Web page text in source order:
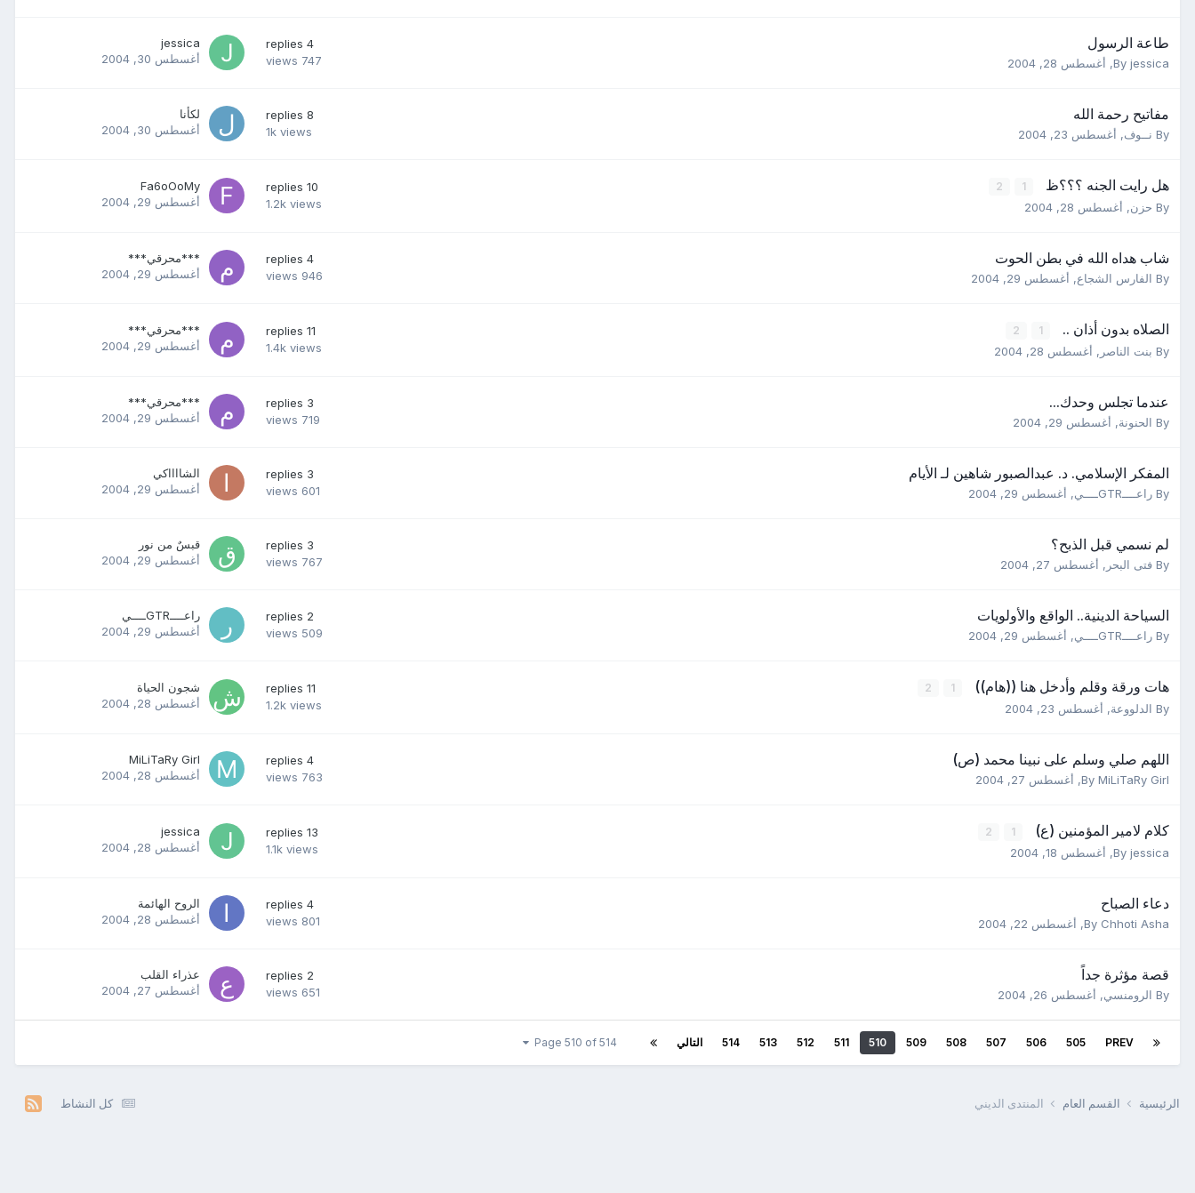
طاعة الرسول
By jessica
, أغسطس 28, 2004
4
replies
747
views
jessica
أغسطس 30, 2004
مفاتيح رحمة الله
By نــوف, أغسطس 23, 2004
8
replies
1k views
لكأنا
أغسطس 30, 2004
هل رايت الجنه ؟؟؟ظ 1
2
By حزن, أغسطس 28, 2004
10
replies
1.2k views
Fa6oOoMy
أغسطس 29, 2004
شاب هداه الله في بطن الحوت
By الفارس الشجاع, أغسطس 29, 2004
4
replies
946
views
***محرقي***
أغسطس 29, 2004
الصلاه بدون أذان .. 1
2
By بنت الناصر , أغسطس 28, 2004
11
replies
1.4k views
***محرقي***
أغسطس 29, 2004
عندما تجلس وحدك...
By الحنونة, أغسطس 29, 2004
3
replies
719
views
***محرقي***
أغسطس 29, 2004
المفكر الإسلامي‮. ‬د‮. ‬عبدالصبور شاهين لـ الأيام
By راعــــGTRــــي , أغسطس 29, 2004
3
replies
601
views
الشااااكي
أغسطس 29, 2004
لم نسمي قبل الذبح؟
By فتى البحر , أغسطس 27, 2004
3
replies
767
views
قبسٌ من نور
أغسطس 29, 2004
السياحة الدينية‮.. ‬الواقع والأولويات
By راعــــGTRــــي , أغسطس 29, 2004
2
replies
509
views
راعــــGTRــــي
أغسطس 29, 2004
هات ورقة وقلم وأدخل هنا ((هام)) 1
2
By الدلووعة, أغسطس 23, 2004
11
replies
1.2k views
شجون الحياة
أغسطس 28, 2004
اللهم صلي وسلم على نبينا محمد (ص)
By MiLiTaRy Girl
, أغسطس 27, 2004
4
replies
763
views
MiLiTaRy Girl
أغسطس 28, 2004
كلام لامير المؤمنين (ع) 1
2
By jessica
, أغسطس 18, 2004
13
replies
1.1k views
jessica
أغسطس 28, 2004
دعاء الصباح
By Chhoti Asha
, أغسطس 22, 2004
4
replies
801
views
الروح الهائمة
أغسطس 28, 2004
قصة مؤثرة جداً
By الرومنسي, أغسطس 26, 2004
2
replies
651
views
عذراء القلب
أغسطس 27, 2004
PREV
505
506
507
508
509
510
511
512
513
514 التالي Page 510 of 514
كل النشاط الرئيسية القسم العام المنتدى الديني